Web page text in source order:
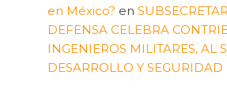
en México? en
DEFENSA CELEBRA
INGENIEROS MILITARES, AL
DESARROLLO Y